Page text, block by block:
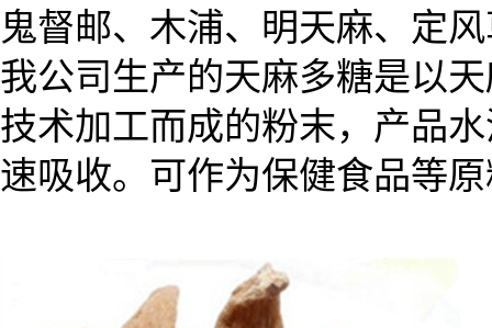
鬼督邮、木浦、明天麻、定
我公司生产的天麻多糖是以
技术加工而成的粉末，产品
速吸收。可作为保健食品等